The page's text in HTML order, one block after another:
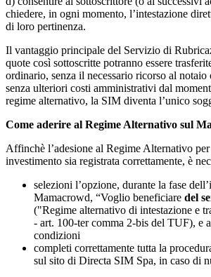
chiedere, in ogni momento, l’intestazione
di loro pertinenza.
Il vantaggio principale del Servizio di
quote così sottoscritte potranno essere
ordinario, senza il necessario ricorso al notaio
senza ulteriori costi amministrativi dal
regime alternativo, la SIM diventa l’unico
Come aderire al Regime Alternativo sul
Affinchè l’adesione al Regime Alternativo
investimento sia registrata correttamente, è
selezioni l’opzione, durante la fase
Mamacrowd, “Voglio beneficiare del
("Regime alternativo di intestazione e
- art. 100-ter comma 2-bis del TUF), e
condizioni
completi correttamente tutta la
sul sito di Directa SIM Spa, in caso di